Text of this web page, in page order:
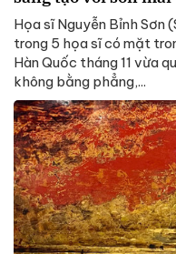
Họa sĩ Nguyễn Bỉnh Sơn
trong 5 họa sĩ có mặt
Hàn Quốc tháng 11 vừa
không bằng phẳng,...